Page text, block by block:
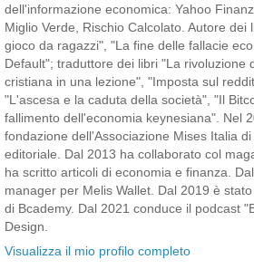
dell'informazione economica: Yahoo
Miglio Verde, Rischio Calcolato. Autore dei
gioco da ragazzi", "La fine delle fallacie
Default"; traduttore dei libri "La rivoluzione
cristiana in una lezione", "Imposta sul
"L'ascesa e la caduta della società", "Il
fallimento dell'economia keynesiana". Nel
fondazione dell'Associazione Mises Italia
editoriale. Dal 2013 ha collaborato col
ha scritto articoli di economia e finanza.
manager per Melis Wallet. Dal 2019 è
di Bcademy. Dal 2021 conduce il podcast
Design.
Visualizza il mio profilo completo